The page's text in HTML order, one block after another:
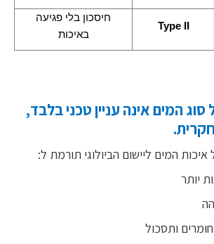
Type II
חיסכון בלי פגיעה
באיכות
המים אינה עניין טכני בלבד,
המים ליישום הביולוגי תורמת ל:
יותר
ותסכול